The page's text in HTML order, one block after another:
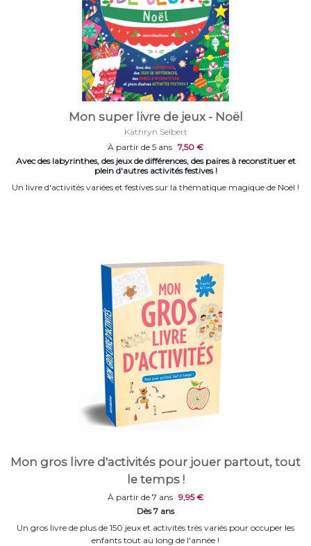
Mon super livre de jeux - Noël
Kathryn Selbert
À partir de 5 ans 7,50 €
Avec des labyrinthes, des jeux de différences, des paires à reconstituer et
plein d'autres activités festives !
Un livre d'activités variées et festives sur la thématique magique de Noël !
Mon gros livre d'activités pour jouer partout, tout
le temps !
À partir de 7 ans 9,95 €
Dès 7 ans
Un gros livre de plus de 150 jeux et activités très variés pour occuper les
enfants tout au long de l'année !